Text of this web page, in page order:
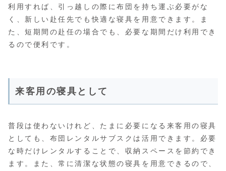
利用すれば、引っ越しの際に布団を持ち運ぶ必要がな
く、新しい赴任先でも快適な寝具を用意できます。ま
た、短期間の赴任の場合でも、必要な期間だけ利用でき
るので便利です。
来客用の寝具として
普段は使わないけれど、たまに必要になる来客用の寝具
としても、布団レンタルサブスクは活用できます。必要
な時だけレンタルすることで、収納スペースを節約でき
ます。また、常に清潔な状態の寝具を用意できるので、